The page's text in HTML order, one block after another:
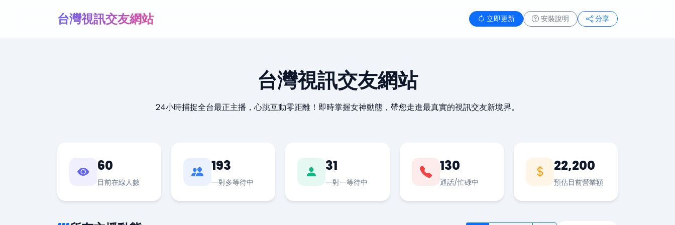
台灣視訊交友網站 立即更新 安裝說明 分享
台灣視訊交友網站
24小時捕捉全台最正主播，心跳互動零距離！即時掌握女神動態，帶您走進最真實的視訊交友新境界。
60
目前在線人數
193
一對多等待中
31
一對一等待中
130
通話/忙碌中
22,200
預估目前營業額